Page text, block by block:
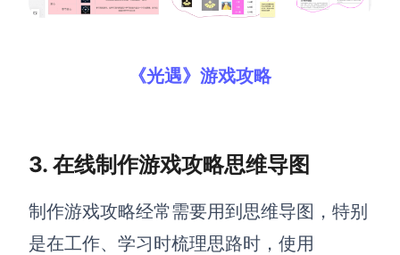
《光遇》游戏攻略
3. 在线制作游戏攻略思维导图
制作游戏攻略经常需要用到思维导图，特别
是在工作、学习时梳理思路时，使用